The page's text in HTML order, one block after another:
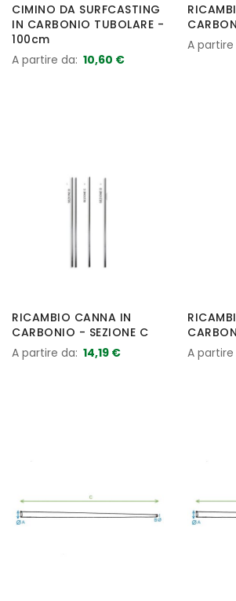
CIMINO DA SURFCASTING
IN CARBONIO TUBOLARE -
100cm
A partire da 10,60 €
A
RICAMBIO CANNA IN
CARBONIO - SEZIONE C
A partire da 14,19 €
A